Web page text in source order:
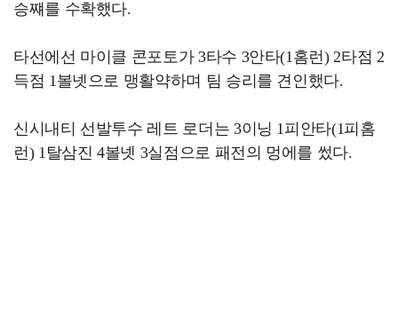
승쨰를 수확했다.
타선에선 마이클 콘포토가 3타수 3안타(1홈런) 2타점 2
득점 1볼넷으로 맹활약하며 팀 승리를 견인했다.
신시내티 선발투수 레트 로더는 3이닝 1피안타(1피홈
런) 1탈삼진 4볼넷 3실점으로 패전의 멍에를 썼다.